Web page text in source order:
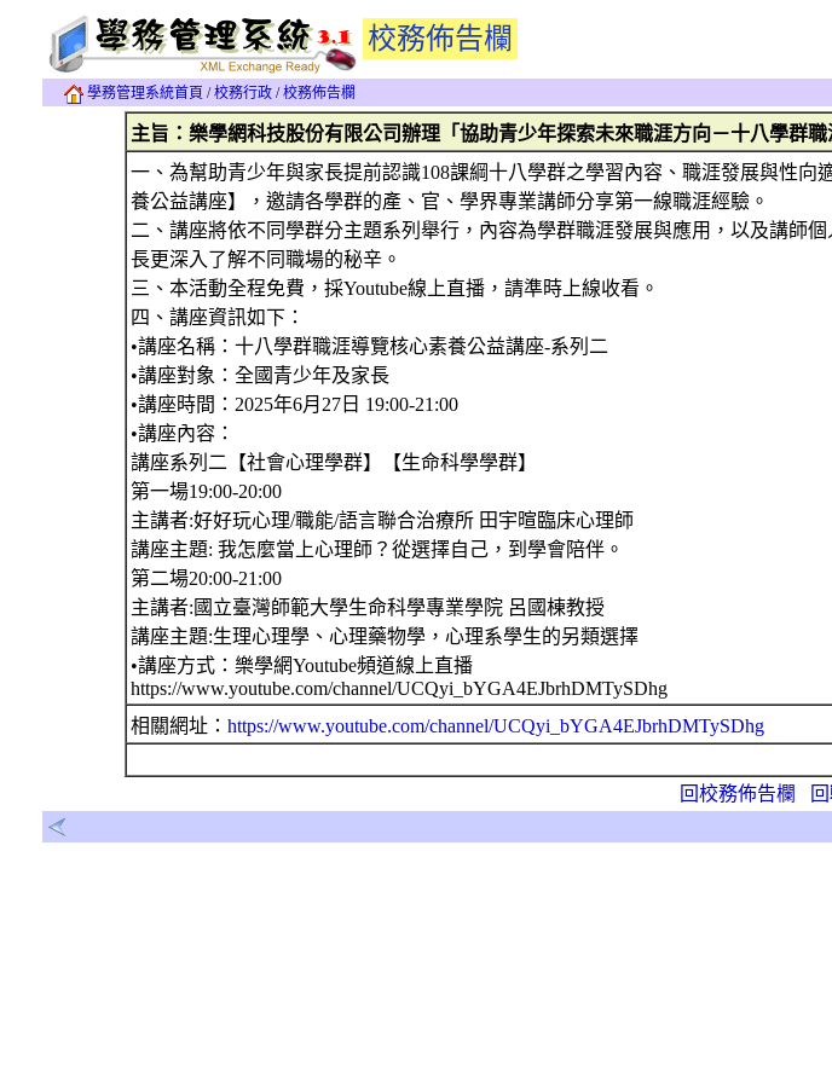
校務佈告欄
學務管理系統首頁 /校務行政 /校務佈告欄
主旨：樂學網科技股份有限公司辦理「協助青少年探索未來職涯方向－十八學群
一、為幫助青少年與家長提前認識108課綱十八學群之學習內容、職涯發展與性
養公益講座】，邀請各學群的產、官、學界專業講師分享第一線職涯經驗。
二、講座將依不同學群分主題系列舉行，內容為學群職涯發展與應用，以及講師
長更深入了解不同職場的秘辛。
三、本活動全程免費，採Youtube線上直播，請準時上線收看。
四、講座資訊如下：
•講座名稱：十八學群職涯導覽核心素養公益講座-系列二
•講座對象：全國青少年及家長
•講座時間：2025年6月27日 19:00-21:00
•講座內容：
講座系列二【社會心理學群】【生命科學學群】
第一場19:00-20:00
主講者:好好玩心理/職能/語言聯合治療所 田宇暄臨床心理師
講座主題: 我怎麼當上心理師？從選擇自己，到學會陪伴。
第二場20:00-21:00
主講者:國立臺灣師範大學生命科學專業學院 呂國棟教授
講座主題:生理心理學、心理藥物學，心理系學生的另類選擇
•講座方式：樂學網Youtube頻道線上直播
https://www.youtube.com/channel/UCQyi_bYGA4EJbrhDMTySDhg
相關網址： https://www.youtube.com/channel/UCQyi_bYGA4EJbrhDMTySDhg
回校務佈告欄 回